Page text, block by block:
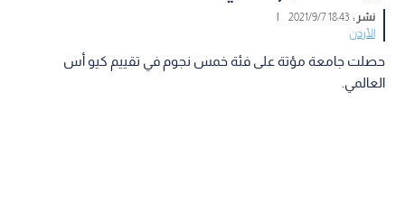
نشر :18:43 2021/9/7
|
الأردن
حصلت جامعة مؤتة على فئة خمس نجوم في تقييم كيو أس
العالمي.